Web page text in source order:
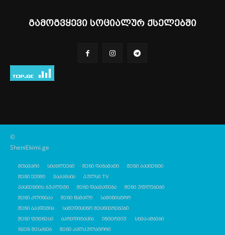
გამოგვყევი სოციალურ ქსელებში
©
SheniEkimi.ge
მთავარი სიახლეები შენი დანამატი
შენი პაციენტი
შენი ექიმი
ვაკანსია
პულსი TV
პაციენტის ბუკლეტი
შენი დაავადება
შენი უფლებები
შენი კლინიკა
შენი წამალი
სამინისტრო
შენი აკადემია
სამედიცინო მეცნიერებები
შენი ფიტნესი
აკრედიტაცია ინტერვიუ
სხვა-ამბები
ჩვენ შესახებ
შენი კალკულატორი